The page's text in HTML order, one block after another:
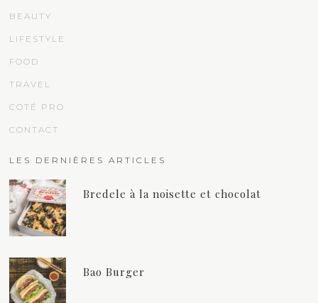
BEAUTY
LIFESTYLE
FOOD
TRAVEL
COTÉ PRO
CONTACT
LES DERNIÈRES ARTICLES
Bredele à la noisette et chocolat
Bao Burger